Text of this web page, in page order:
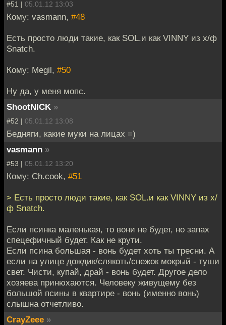
#51 | 05.01.12 13:03
Кому: vasmann, #48
Есть просто люди такие, как SOL.и как VINNY из х/ф
Snatch.
Кому: Megil, #50
Ну да, у меня мопс.
ShootNICK »
#52 | 05.01.12 13:08
Бедняги, какие муки на лицах =)
vasmann »
#53 | 05.01.12 13:20
Кому: Ch.cook, #51
> Есть просто люди такие, как SOL.и как VINNY из х/
ф Snatch.
Если псинка маленькая, то вони не будет, но запах
спецефичный будет. Как не крути.
Если псина большая - вонь будет хоть ты тресни. А
если на улице дождик/слякоть/снежок мокрый - туши
свет. Чисти, купай, драй - вонь будет. Другое дело
хозяева принюхаются. Человеку живущему без
большой псины в квартире - вонь (именно вонь)
слышна отчетливо.
CrayZeee »